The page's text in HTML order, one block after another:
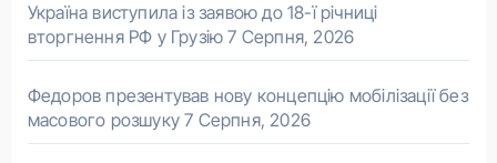
Україна виступила із заявою до 18-ї річниці
вторгнення РФ у Грузію 7 Серпня, 2026
Федоров презентував нову концепцію мобілізації без
масового розшуку 7 Серпня, 2026